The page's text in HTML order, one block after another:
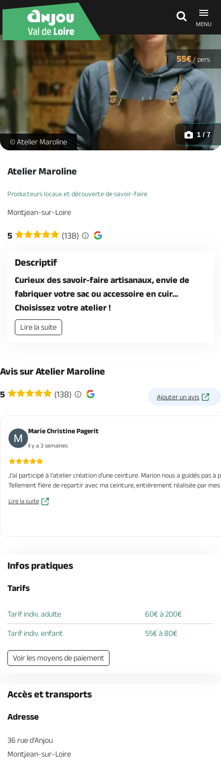
MENU
Découvrir
À voir, à faire
Séjours, cadeaux
Brochures & Cartes Offices de tourisme Comment venir ?
atelier-cuir-made-in-france-maroline -
© Atelier Maroline
1 / 7
55€ / pers.
Atelier Maroline
Producteurs locaux et découverte de savoir-faire
Montjean-sur-Loire
5 (138)
Descriptif
Curieux des savoir-faire artisanaux, envie de
fabriquer votre sac ou accessoire en cuir...
Choisissez votre atelier !
Lire la suite
Avis sur Atelier Maroline
5 (138) Ajouter un avis
Marie Christine Pagerit
il y a 3 semaines
J'ai participé à l'atelier création d'une ceinture. Marion nous a guidés pas
Tellement fière de repartir avec ma ceinture, entièrement réalisée par mes
Lire la suite
Infos pratiques
Tarifs
Tarif indiv. adulte 60€ à 200€
Tarif indiv. enfant 55€ à 80€
Voir les moyens de paiement
Accès et transports
Adresse
36 rue d'Anjou
Montjean-sur-Loire